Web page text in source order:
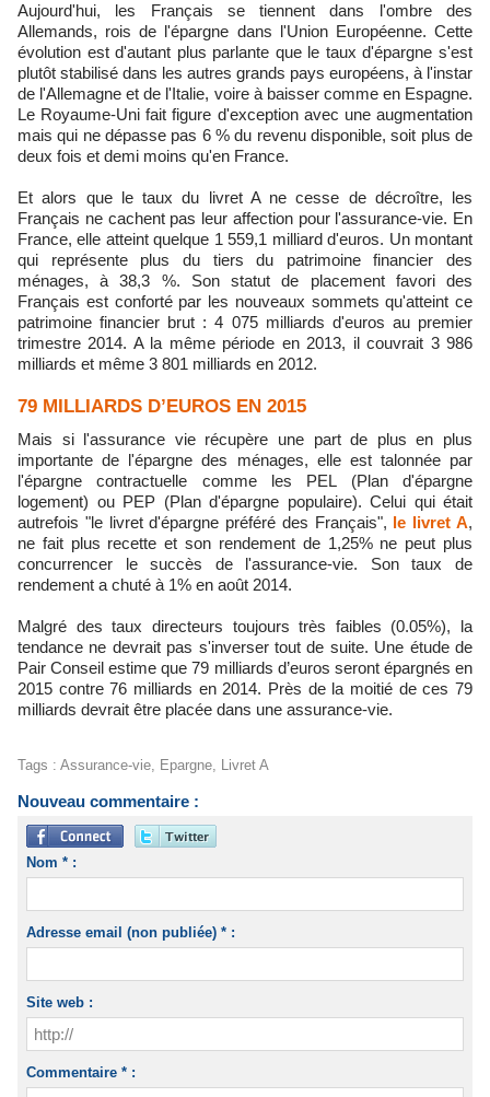
Aujourd'hui, les Français se tiennent dans l'ombre des
Allemands, rois de l'épargne dans l'Union Européenne. Cette
évolution est d'autant plus parlante que le taux d'épargne s'est
plutôt stabilisé dans les autres grands pays européens, à l'instar
de l'Allemagne et de l'Italie, voire à baisser comme en Espagne.
Le Royaume-Uni fait figure d'exception avec une augmentation
mais qui ne dépasse pas 6 % du revenu disponible, soit plus de
deux fois et demi moins qu'en France.
Et alors que le taux du livret A ne cesse de décroître, les
Français ne cachent pas leur affection pour l'assurance-vie. En
France, elle atteint quelque 1 559,1 milliard d'euros. Un montant
qui représente plus du tiers du patrimoine financier des
ménages, à 38,3 %. Son statut de placement favori des
Français est conforté par les nouveaux sommets qu'atteint ce
patrimoine financier brut : 4 075 milliards d'euros au premier
trimestre 2014. A la même période en 2013, il couvrait 3 986
milliards et même 3 801 milliards en 2012.
79 MILLIARDS D’EUROS EN 2015
Mais si l'assurance vie récupère une part de plus en plus
importante de l'épargne des ménages, elle est talonnée par
l'épargne contractuelle comme les PEL (Plan d'épargne
logement) ou PEP (Plan d'épargne populaire). Celui qui était
autrefois "le livret d'épargne préféré des Français", le livret A,
ne fait plus recette et son rendement de 1,25% ne peut plus
concurrencer le succès de l'assurance-vie. Son taux de
rendement a chuté à 1% en août 2014.
Malgré des taux directeurs toujours très faibles (0.05%), la
tendance ne devrait pas s'inverser tout de suite. Une étude de
Pair Conseil estime que 79 milliards d’euros seront épargnés en
2015 contre 76 milliards en 2014. Près de la moitié de ces 79
milliards devrait être placée dans une assurance-vie.
Tags : Assurance-vie, Epargne, Livret A
Nouveau commentaire :
Nom * :
Adresse email (non publiée) * :
Site web :
Commentaire * :